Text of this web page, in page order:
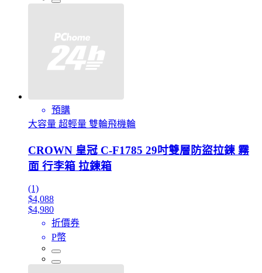
預購
大容量 超輕量 雙輪飛機輪
CROWN 皇冠 C-F1785 29吋雙層防盜拉鍊 霧
面 行李箱 拉鍊箱
(1)
$4,088
$4,980
折價券
P幣